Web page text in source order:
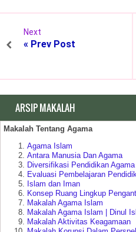
Next
« Prev Post
ARSIP MAKALAH
Makalah Tentang Agama
Agama Islam
Antara Manusia Dan Agama
Diversifikasi Pendidikan
Evaluasi Pembelajaran
Islam dan Iman
Konsep Ruang Lingkup
Makalah Agama Islam
Makalah Agama Islam | Dinul
Makalah Aktivitas Keagamaan